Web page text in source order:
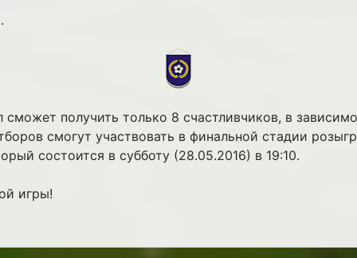
получить только 8 счастливчиков, в
смогут участвовать в финальной стадии
состоится в субботу (28.05.2016) в 19:10.
игры!